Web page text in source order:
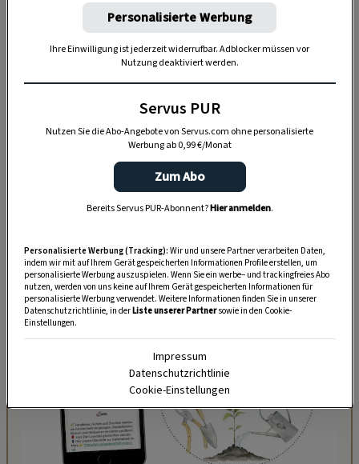
So löst sich die Butter aus der
Buttermodel
Personalisierte Werbung
Ihre Einwilligung ist jederzeit widerrufbar. Adblocker müssen vor
Nutzung deaktiviert werden.
Servus PUR
Nutzen Sie die Abo-Angebote von Servus.com ohne personalisierte
Werbung ab 0,99 €/Monat
Zum Abo
Bereits Servus PUR-Abonnent?Hier anmelden.
Personalisierte Werbung (Tracking): Wir und unsere Partner verarbeiten Daten,
indem wir mit auf Ihrem Gerät gespeicherten Informationen Profile erstellen, um
personalisierte Werbung auszuspielen. Wenn Sie ein werbe– und trackingfreies Abo
nutzen, werden von uns keine auf Ihrem Gerät gespeicherten Informationen für
personalisierte Werbung verwendet. Weitere Informationen finden Sie in unserer
Datenschutzrichtlinie, in derListe unserer Partnersowie in den Cookie-
Einstellungen.
Impressum
Datenschutzrichtlinie
Cookie-Einstellungen